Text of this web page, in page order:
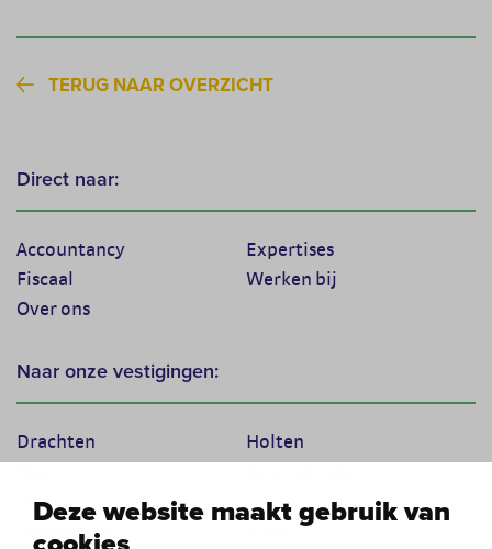
Deze website maakt gebruik van
TERUG NAAR OVERZICHT
Direct naar:
Accountancy
Expertises
Fiscaal
Werken bij
Over ons
Naar onze vestigingen:
Drachten
Holten
Texel
Tiel
Veenendaal